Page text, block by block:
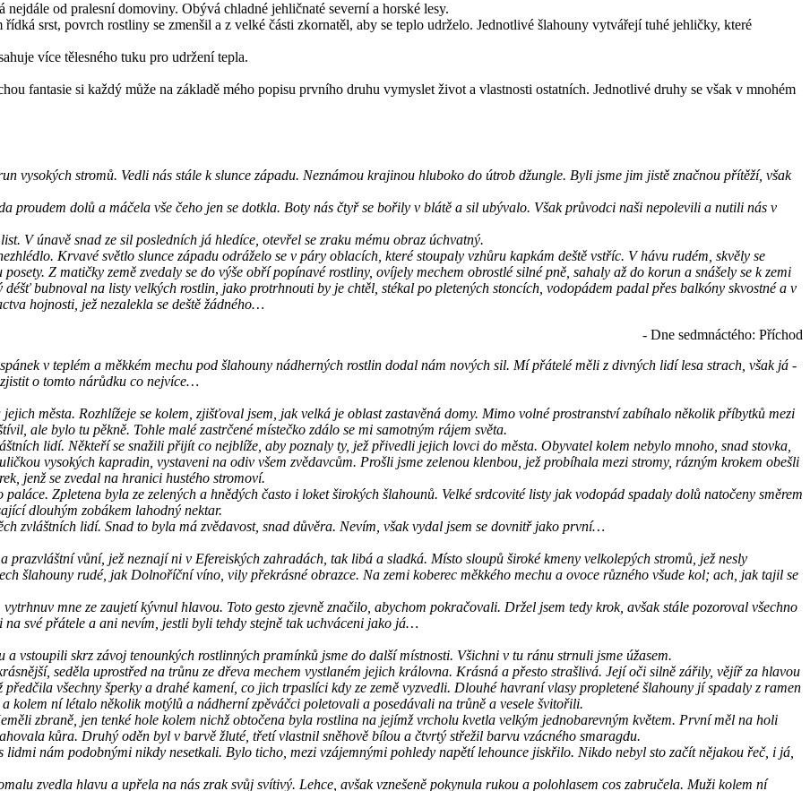
od pralesní domoviny. Obývá chladné jehličnaté severní a horské lesy.
srst, povrch rostliny se zmenšil a z velké části zkornatěl, aby se teplo udrželo. Jednotlivé šlahouny vytvářejí tuhé jehličky, které
více tělesného tuku pro udržení tepla.
fantasie si každý může na základě mého popisu prvního druhu vymyslet život a vlastnosti ostatních. Jednotlivé druhy se však v mnohém
vysokých stromů. Vedli nás stále k slunce západu. Neznámou krajinou hluboko do útrob džungle. Byli jsme jim jistě značnou přítěží, však
proudem dolů a máčela vše čeho jen se dotkla. Boty nás čtyř se bořily v blátě a sil ubývalo. Však průvodci naši nepolevili a nutili nás v
V únavě snad ze sil posledních já hledíce, otevřel se zraku mému obraz úchvatný.
Krvavé světlo slunce západu odráželo se v páry oblacích, které stoupaly vzhůru kapkám deště vstříc. V hávu rudém, skvěly se
Z matičky země zvedaly se do výše obří popínavé rostliny, ovíjely mechem obrostlé silné pně, sahaly až do korun a snášely se k zemi
bubnoval na listy velkých rostlin, jako protrhnouti by je chtěl, stékal po pletených stoncích, vodopádem padal přes balkóny skvostné a v
hojnosti, jež nezalekla se deště žádného…
- Dne sedmnáctého: Příchod
v teplém a měkkém mechu pod šlahouny nádherných rostlin dodal nám nových sil. Mí přátelé měli z divných lidí lesa strach, však já -
o tomto nárůdku co nejvíce…
města. Rozhlížeje se kolem, zjišťoval jsem, jak velká je oblast zastavěná domy. Mimo volné prostranství zabíhalo několik příbytků mezi
ale bylo tu pěkně. Tohle malé zastrčené místečko zdálo se mi samotným rájem světa.
lidí. Někteří se snažili přijít co nejblíže, aby poznaly ty, jež přivedli jejich lovci do města. Obyvatel kolem nebylo mnoho, snad stovka,
vysokých kapradin, vystaveni na odiv všem zvědavcům. Prošli jsme zelenou klenbou, jež probíhala mezi stromy, rázným krokem obešli
jenž se zvedal na hranici hustého stromoví.
Zpletena byla ze zelených a hnědých často i loket širokých šlahounů. Velké srdcovité listy jak vodopád spadaly dolů natočeny směrem
dlouhým zobákem lahodný nektar.
zvláštních lidí. Snad to byla má zvědavost, snad důvěra. Nevím, však vydal jsem se dovnitř jako první…
vůní, jež neznají ni v Efereiských zahradách, tak libá a sladká. Místo sloupů široké kmeny velkolepých stromů, jež nesly
šlahouny rudé, jak Dolnoříční víno, vily překrásné obrazce. Na zemi koberec měkkého mechu a ovoce různého všude kol; ach, jak tajil se
mne ze zaujetí kývnul hlavou. Toto gesto zjevně značilo, abychom pokračovali. Držel jsem tedy krok, avšak stále pozoroval všechno
své přátele a ani nevím, jestli byli tehdy stejně tak uchváceni jako já…
vstoupili skrz závoj tenounkých rostlinných pramínků jsme do další místnosti. Všichni v tu ránu strnuli jsme úžasem.
seděla uprostřed na trůnu ze dřeva mechem vystlaném jejich královna. Krásná a přesto strašlivá. Její oči silně zářily, vějíř za hlavou
všechny šperky a drahé kamení, co jich trpaslíci kdy ze země vyzvedli. Dlouhé havraní vlasy propletené šlahouny jí spadaly z ramen
kolem ní létalo několik motýlů a nádherní zpěváčci poletovali a posedávali na trůně a vesele švitořili.
zbraně, jen tenké hole kolem nichž obtočena byla rostlina na jejímž vrcholu kvetla velkým jednobarevným květem. První měl na holi
kůra. Druhý oděn byl v barvě žluté, třetí vlastnil sněhově bílou a čtvrtý střežil barvu vzácného smaragdu.
nám podobnými nikdy nesetkali. Bylo ticho, mezi vzájemnými pohledy napětí lehounce jiskřilo. Nikdo nebyl sto začít nějakou řeč, i já,
zvedla hlavu a upřela na nás zrak svůj svítivý. Lehce, avšak vznešeně pokynula rukou a polohlasem cos zabručela. Muži kolem ní